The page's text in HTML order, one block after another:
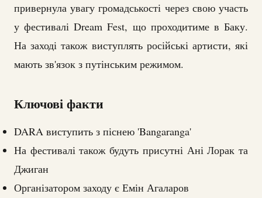
привернула увагу громадськості через свою участь
у фестивалі Dream Fest, що проходитиме в Баку.
На заході також виступлять російські артисти, які
мають зв'язок з путінським режимом.
Ключові факти
DARA виступить з піснею 'Bangaranga'
На фестивалі також будуть присутні Ані Лорак та
Джиган
Організатором заходу є Емін Агаларов